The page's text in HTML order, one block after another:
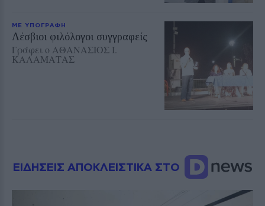
ΜΕ ΥΠΟΓΡΑΦΗ
Λέσβιοι φιλόλογοι συγγραφείς
Γράφει ο ΑΘΑΝΑΣΙΟΣ Ι.
ΚΑΛΑΜΑΤΑΣ
ΕΙΔΗΣΕΙΣ ΑΠΟΚΛΕΙΣΤΙΚΑ ΣΤΟ